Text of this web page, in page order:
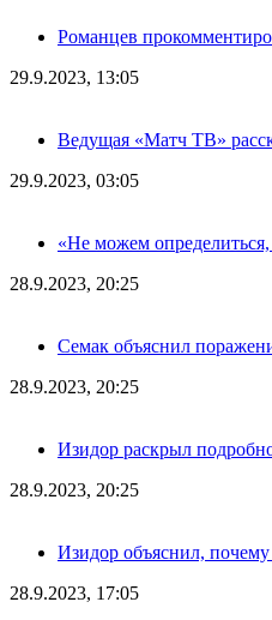
Романцев
29.9.2023, 13:05
Ведущая «Матч ТВ»
29.9.2023, 03:05
«Не можем
28.9.2023, 20:25
Семак объяснил
28.9.2023, 20:25
Изидор раскрыл
28.9.2023, 20:25
Изидор объяснил,
28.9.2023, 17:05